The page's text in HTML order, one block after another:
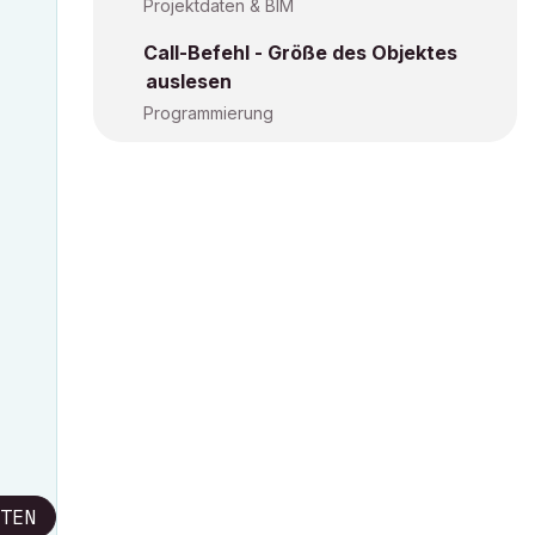
Projektdaten & BIM
Call-Befehl - Größe des Objektes
auslesen
Programmierung